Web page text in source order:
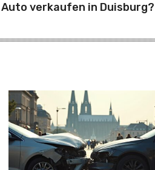
Auto verkaufen in Duisburg?